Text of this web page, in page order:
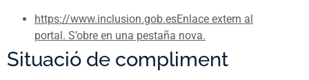
https://www.inclusion.gob.esEnlace extern al
portal. S’obre en una pestaña nova.
Situació de compliment